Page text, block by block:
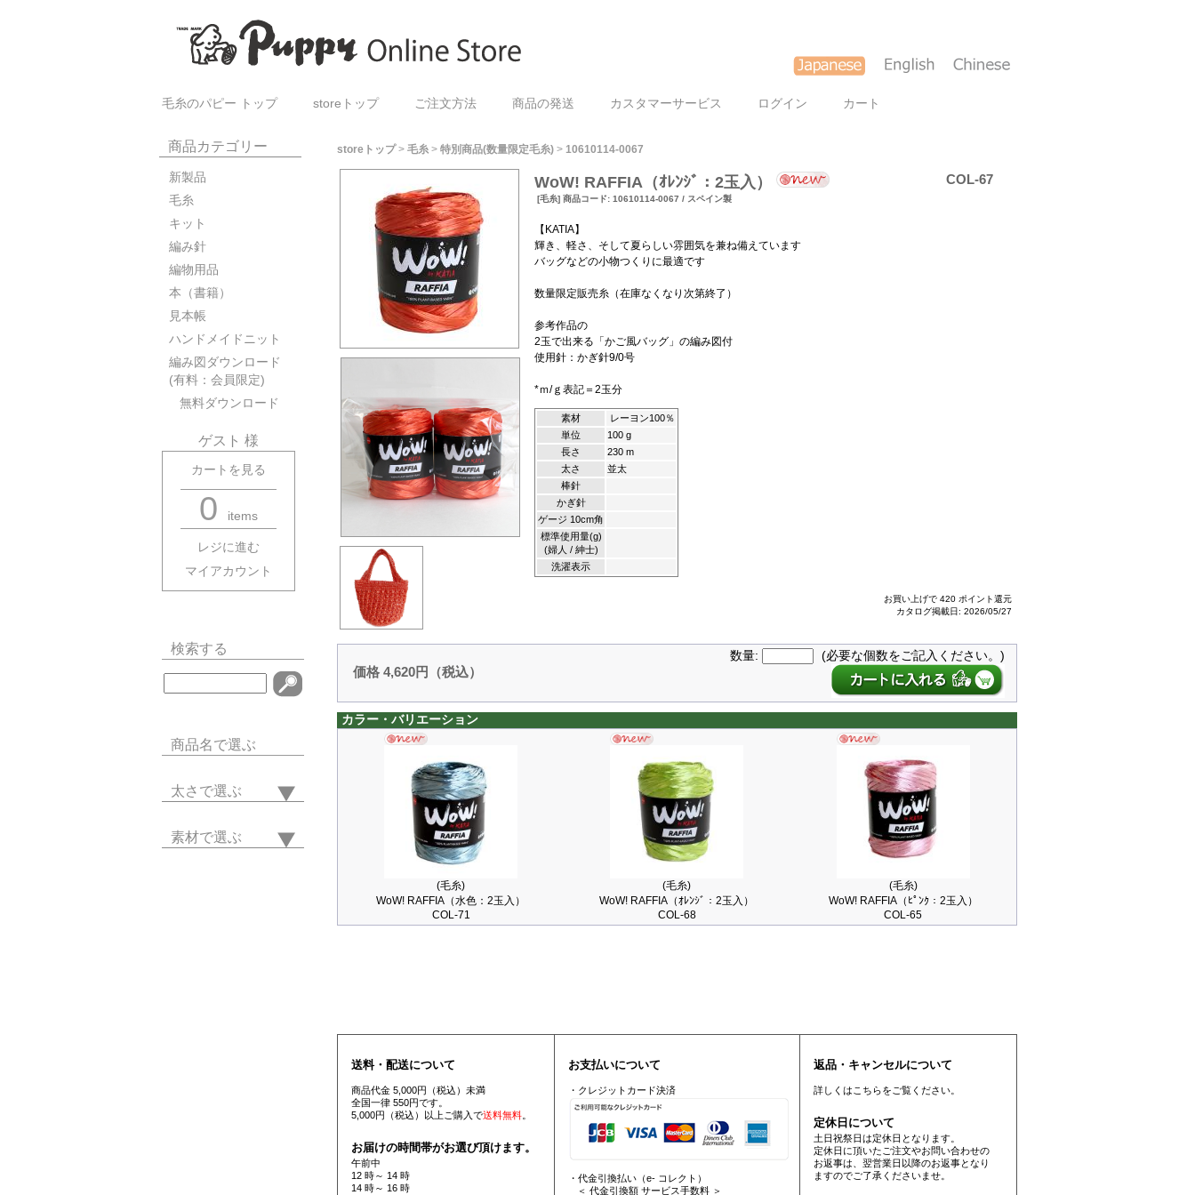
毛糸のパピー トップ storeトップ ご注文方法 商品の発送 カスタマーサービス ログイン カート
商品カテゴリー
新製品
毛糸
キット
編み針
編物用品
本（書籍）
見本帳
ハンドメイドニット
編み図ダウンロード
(有料：会員限定)
無料ダウンロード
ゲスト 様
カートを見る
0 items
レジに進む
マイアカウント
検索する
商品名で選ぶ
太さで選ぶ
素材で選ぶ
storeトップ> 毛糸 > 特別商品(数量限定毛糸) > 10610114-0067
WoW! RAFFIA（ｵﾚﾝｼﾞ：2玉入）
[毛糸] 商品コード: 10610114-0067 / スペイン製
COL-67
【KATIA】
輝き、軽さ、そして夏らしい雰囲気を兼ね備えています
バッグなどの小物つくりに最適です
数量限定販売糸（在庫なくなり次第終了）
参考作品の
2玉で出来る「かご風バッグ」の編み図付
使用針：かぎ針9/0号
*ｍ/ｇ表記＝2玉分
素材
レーヨン100％
単位
100 g
長さ
230 m
太さ
並太
棒針
かぎ針
ゲージ 10cm角
標準使用量(g)
(婦人 / 紳士)
洗濯表示
お買い上げで 420 ポイント還元
カタログ掲載日: 2026/05/27
価格 4,620円（税込）
数量: (必要な個数をご記入ください。)
カラー・バリエーション
(毛糸)
WoW! RAFFIA（水色：2玉入）
COL-71
(毛糸)
WoW! RAFFIA（ｵﾚﾝｼﾞ：2玉入）
COL-68
(毛糸)
WoW! RAFFIA（ﾋﾟﾝｸ：2玉入）
COL-65
送料・配送について
商品代金 5,000円（税込）未満
全国一律 550円です。
5,000円（税込）以上ご購入で送料無料。
お届けの時間帯がお選び頂けます。
午前中
12 時～ 14 時
14 時～ 16 時
お支払いについて
・クレジットカード決済
・代金引換払い（e- コレクト）
＜ 代金引換額 サービス手数料 ＞
返品・キャンセルについて
詳しくは こちらをご覧ください。
定休日について
土日祝祭日は定休日となります。
定休日に頂いたご注文やお問い合わせの
お返事は、翌営業日以降のお返事となり
ますのでご了承くださいませ。